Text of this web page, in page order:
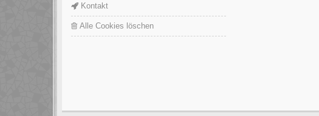
Kontakt
Alle Cookies löschen